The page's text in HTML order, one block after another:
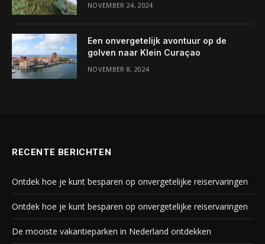
NOVEMBER 24, 2024
Een onvergetelijk avontuur op de
golven naar Klein Curaçao
NOVEMBER 8, 2024
RECENTE BERICHTEN
Ontdek hoe je kunt besparen op onvergetelijke reiservaringen
Ontdek hoe je kunt besparen op onvergetelijke reiservaringen
De mooiste vakantieparken in Nederland ontdekken